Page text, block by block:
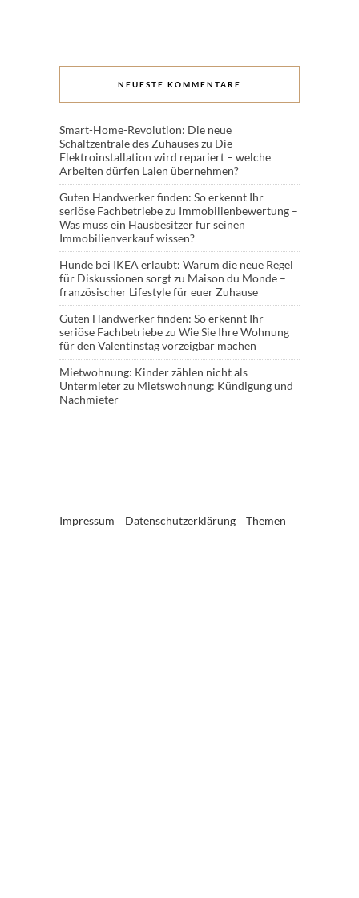
NEUESTE KOMMENTARE
Smart-Home-Revolution: Die neue
Schaltzentrale des Zuhauseszu Die
Elektroinstallation wird repariert – welche
Arbeiten dürfen Laien übernehmen?
Guten Handwerker finden: So erkennt Ihr
seriöse Fachbetriebezu Immobilienbewertung –
Was muss ein Hausbesitzer für seinen
Immobilienverkauf wissen?
Hunde bei IKEA erlaubt: Warum die neue Regel
für Diskussionen sorgtzu Maison du Monde –
französischer Lifestyle für euer Zuhause
Guten Handwerker finden: So erkennt Ihr
seriöse Fachbetriebezu Wie Sie Ihre Wohnung
für den Valentinstag vorzeigbar machen
Mietwohnung: Kinder zählen nicht als
Untermieterzu Mietswohnung: Kündigung und
Nachmieter
Impressum Datenschutzerklärung Themen